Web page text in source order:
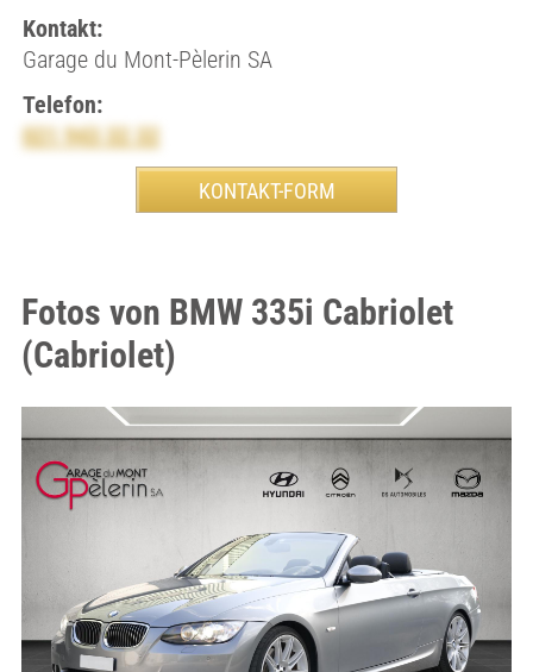
Kontakt:
Garage du Mont-Pèlerin SA
Telefon:
021 943 32 32
Fotos von BMW 335i Cabriolet
(Cabriolet)